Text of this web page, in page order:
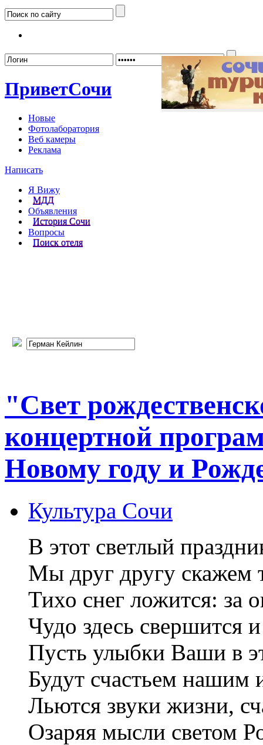
ПриветСочи
Новые
Фотолаборатория
Веб камеры
Реклама
Написать
Я Вижу
МДД
Объявления
История Сочи
Вопросы
Поиск отеля
"Свет
концертной
Новому году и
Культура Сочи
В этот светлый
Мы друг другу скажем
Тихо снег ложится: за
Чудо здесь свершится
Пусть улыбки Ваши в
Будут счастьем нашим
Льются звуки жизни,
Озаряя мысли светом